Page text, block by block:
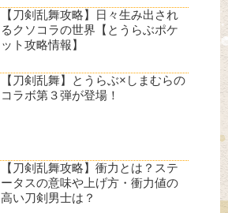
【刀剣乱舞攻略】日々生み出され
るクソコラの世界【とうらぶポケ
ット攻略情報】
【刀剣乱舞】とうらぶ×しまむらの
コラボ第３弾が登場！
【刀剣乱舞攻略】衝力とは？ステ
ータスの意味や上げ方・衝力値の
高い刀剣男士は？